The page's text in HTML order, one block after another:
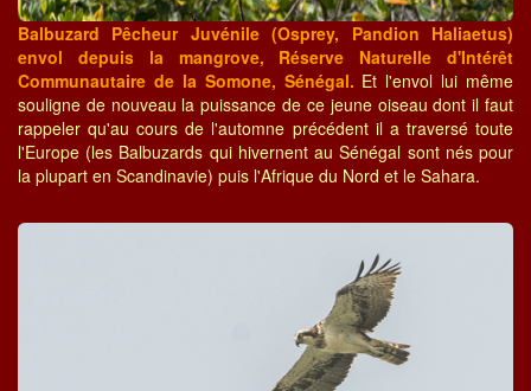
Balbuzard Pêcheur Juvénile (Osprey, Pandion Haliaetus)
envol depuis la mangrove, Réserve Naturelle d'Intérêt
Communautaire de la Somone, Sénégal. Et l'envol lui même
souligne de nouveau la puissance de ce jeune oiseau dont il faut
rappeler qu'au cours de l'automne précédent il a traversé toute
l'Europe (les Balbuzards qui hivernent au Sénégal sont nés pour
la plupart en Scandinavie) puis l'Afrique du Nord et le Sahara.